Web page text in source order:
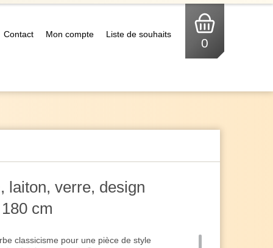
Contact Mon compte Liste de souhaits
0
laiton, verre, design
cm
classicisme pour une pièce de style